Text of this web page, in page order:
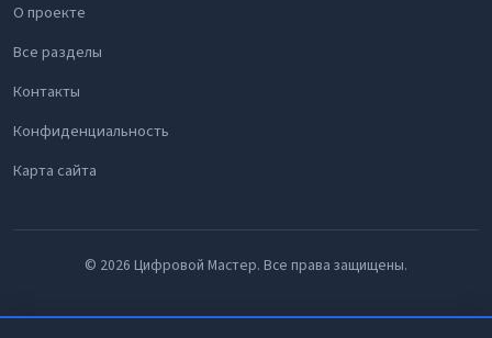
О проекте
Все разделы
Контакты
Конфиденциальность
Карта сайта
© 2026 Цифровой Мастер. Все права защищены.